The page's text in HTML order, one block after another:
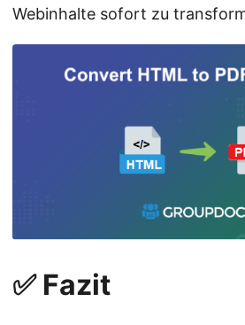
Webinhalte sofort zu
✅ Fazit